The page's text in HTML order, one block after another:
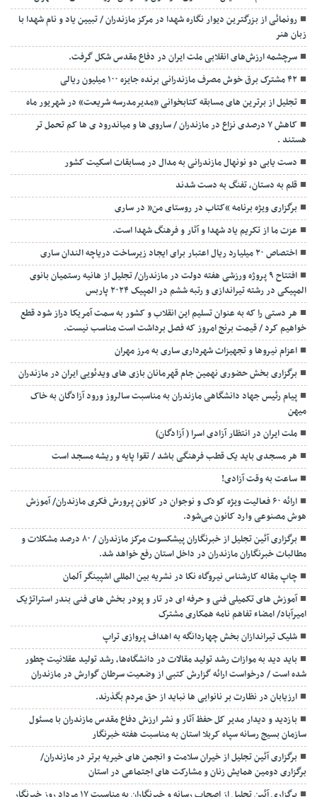
رونمائی از بزرگترین دیوار نگاره شهدا در مرکز مازندران / تبیین یاد و نام شهدا با
زبان هنر
سرچشمه ارزش‌های انقلابی ملت ایران در دفاع مقدس شکل گرفت.
۴۲ مشترک برق خوش مصرف مازندرانی برنده جایزه ۱۰۰ میلیون ریالی
تجلیل از برترین های مسابقه کتابخوانی «مدیرمدرسه شریعت» در شهریور ماه
کاهش ۷ درصدی نزاع در مازندران / ساروی ها و میاندرود ی ها کم تحمل تر
هستند‌ .
دست یابی دو نونهال مازندرانی به مدال در مسابقات اسکیت کشور
قلم به دستان، تفنگ به دست شدند
برگزاری ویژه برنامه “کتاب در روستای من” در ساری
عزت ما از تکریم یاد شهدا و آثار و فرهنگ شهدا است.
اختصاص ۲۰ میلیارد ریال اعتبار برای ایجاد زیرساخت دریاچه الندان ساری
افتتاح ۹ پروژه ورزشی هفته دولت در مازندران/ تجلیل از هانیه رستمیان بانوی
المپیکی در رشته تیراندازی و رتبه ششم در المپیک ۲۰۲۴ پاربس
هر دستی را که به عنوان تسلیم این انقلاب و کشور به سمت آمريکا دراز شود قطع
خواهیم کرد / قیمت برنج امروز که فصل برداشت است مناسب نیست.
اعزام نیروها و تجهیزات شهرداری ساری به مرز مهران
برگزاری بخش حضوری نهمین جام قهرمانان بازی های ویدئویی ایران در مازندران
پیام رئیس جهاد دانشگاهی مازندران به مناسبت سالروز ورود آزادگان به خاک
میهن
ملت ایران در انتظار آزادی اسرا ( آزادگان)
هر مسجدی باید یک قطب فرهنگی باشد / تقوا پایه و ریشه مسجد است
ساعت به وقت آزادی!
ارائه ۶۰ فعالیت ویژه کودک و نوجوان در کانون پرورش فکری مازندران/ آموزش
هوش مصنوعی وارد کانون می‌شود.
برگزاری آئین تجلیل از خبرنگاران پیشکسوت مرکز مازندران / ۸۰ درصد مشکلات و
مطالبات خبرنگاران مازندران در داخل استان رفع خواهد شد.
چاپ مقاله کارشناس نيروگاه نكا در نشریه بین المللی اشپینگر آلمان
آموزش های تکمیلی فنی و حرفه ای در تار و پودر بخش های فنی بندر استراتژیک
امیرآباد/ امضاء تفاهم نامه همکاری مشترک
شلیک تیراندازان بخش چهاردانگه به اهداف پروازی تراپ
باید دید به موازات رشد تولید مقالات در دانشگاه‌ها، رشد تولید عقلانیت چطور
شده است / درخواست ارائه گزارش کتبی از وضعیت سرطان گوارش در مازندران
ارزیابان در نظارت بر نانوایی ها نباید از حق مردم بگذرند.
بازدید و دیدار مدیر کل حفظ آثار و نشر ارزش دفاع مقدس مازندران با مسئول
سازمان بسیج رسانه سپاه کربلا استان به مناسبت هفته خبرنگار
برگزاری آئین تجلیل از خیران سلامت و انجمن های خیریه برتر در مازندران/
برگزاری دومین همایش زنان و مشارکت های اجتماعی در استان